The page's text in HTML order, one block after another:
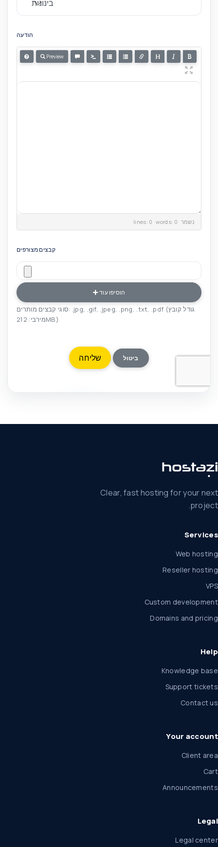
הודעה
Preview
lines: 0 words: 0 נשמר
קבצים מצורפים
הוסיפו עוד
סוגי קבצים מותרים: .jpg, .gif, .jpeg, .png, .txt, .pdf (גודל קובץ
מירבי: 212MB)
ביטול
Clear, fast hosting for your next
project.
Services
Web hosting
Reseller hosting
VPS
Custom development
Domains and pricing
Help
Knowledge base
Support tickets
Contact us
Your account
Client area
Cart
Announcements
Legal
Legal center